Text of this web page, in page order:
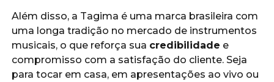
Além disso, a Tagima é uma marca brasileira com
uma longa tradição no mercado de instrumentos
musicais, o que reforça sua credibilidade e
compromisso com a satisfação do cliente. Seja
para tocar em casa, em apresentações ao vivo ou